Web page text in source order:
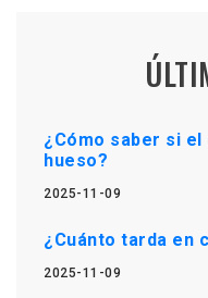
¿Cómo saber si
hueso?
2025-11-09
¿Cuánto tarda en
2025-11-09